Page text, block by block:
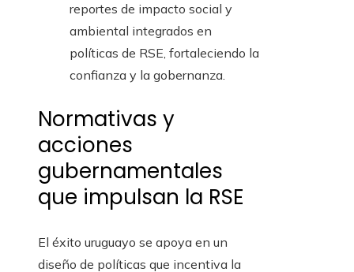
reportes de impacto social y
ambiental integrados en
políticas de RSE, fortaleciendo la
confianza y la gobernanza.
Normativas y
acciones
gubernamentales
que impulsan la RSE
El éxito uruguayo se apoya en un
diseño de políticas que incentiva la